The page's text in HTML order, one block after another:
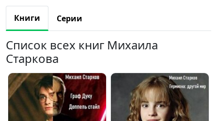
Книги Серии
Список всех книг Михаила
Старкова